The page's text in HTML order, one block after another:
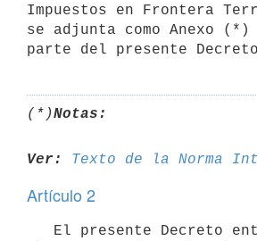
Impuestos en Frontera
se adjunta como Anexo (*)
parte del presente
(*)Notas:
Ver: Texto de la Norma
Artículo 2